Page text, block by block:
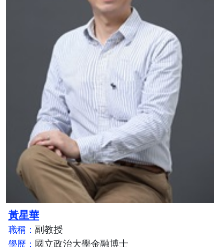
黃星華
職稱： 副教授
學歷： 國立政治大學金融博士